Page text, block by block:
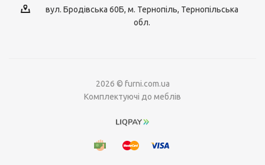
вул. Бродівська 60Б, м. Тернопіль, Тернопільська
обл.
2026 © furni.com.ua
Комплектуючі до меблів